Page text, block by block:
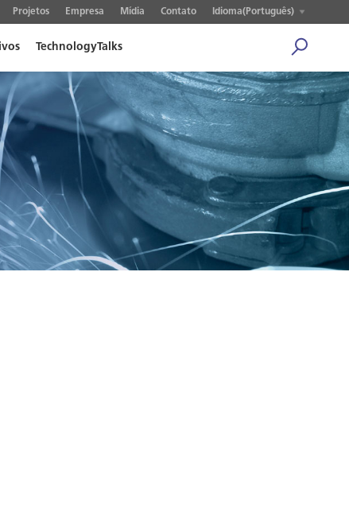
Projetos Empresa Mídia Contato Idioma(Português)
TechnologyTalks